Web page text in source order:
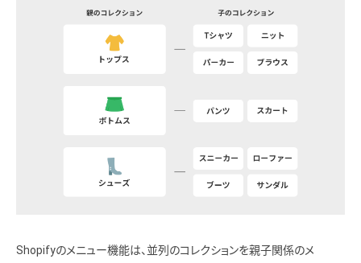
Shopifyのメニュー機能は、並列のコレクションを親子関係のメ